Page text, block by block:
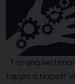
Tra una
tappa a Napoli!